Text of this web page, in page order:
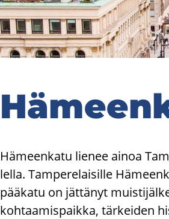
Hä­meen­ka­tu lie­nee ainoa
lel­la. Tam­pe­re­lai­sil­le
pää­ka­tu on jät­tä­nyt
koh­taa­mis­paik­ka, tär­kei­den